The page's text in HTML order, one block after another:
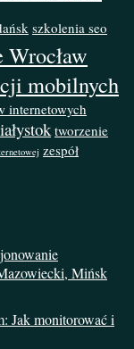
szkolenia seo
mobilnych
internetowych
tworzenie
zespół
Mińsk
Jak monitorować i